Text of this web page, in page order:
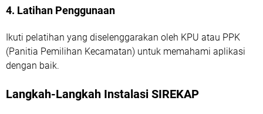
4. Latihan Penggunaan
Ikuti pelatihan yang diselenggarakan oleh KPU atau PPK
(Panitia Pemilihan Kecamatan) untuk memahami aplikasi
dengan baik.
Langkah-Langkah Instalasi SIREKAP